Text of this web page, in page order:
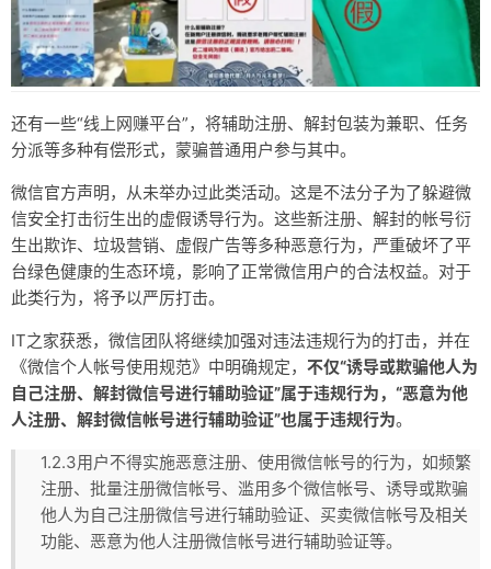
还有一些“线上网赚平台”，将辅助注册、解封包装为兼职、任务
分派等多种有偿形式，蒙骗普通用户参与其中。
微信官方声明，从未举办过此类活动。这是不法分子为了躲避微
信安全打击衍生出的虚假诱导行为。这些新注册、解封的帐号衍
生出欺诈、垃圾营销、虚假广告等多种恶意行为，严重破坏了平
台绿色健康的生态环境，影响了正常微信用户的合法权益。对于
此类行为，将予以严厉打击。
IT之家获悉，微信团队将继续加强对违法违规行为的打击，并在
《微信个人帐号使用规范》中明确规定， 不仅“诱导或欺骗他人为
自己注册、解封微信号进行辅助验证”属于违规行为，“恶意为他
人注册、解封微信帐号进行辅助验证”也属于违规行为。
1.2.3用户不得实施恶意注册、使用微信帐号的行为，如频繁
注册、批量注册微信帐号、滥用多个微信帐号、诱导或欺骗
他人为自己注册微信号进行辅助验证、买卖微信帐号及相关
功能、恶意为他人注册微信帐号进行辅助验证等。